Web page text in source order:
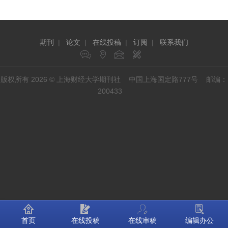
期刊 | 论文 | 在线投稿 | 订阅 | 联系我们
版权所有 2026 © 上海财经大学期刊社 中国上海国定路777号 邮编：
200433
首页 在线投稿 在线审稿 编辑办公